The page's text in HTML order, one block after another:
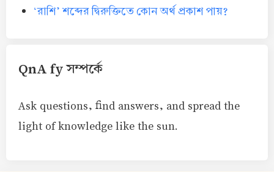
‘রাশি’ শব্দের দ্বিরুক্তিতে কোন অর্থ প্রকাশ পায়?
QnA fy সম্পর্কে
Ask questions, find answers, and spread the
light of knowledge like the sun.